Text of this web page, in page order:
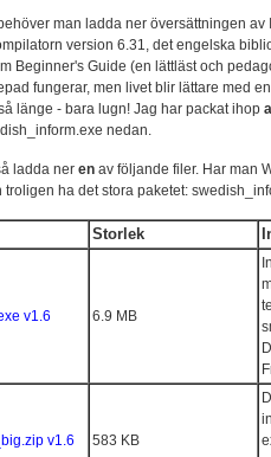
man ladda ner översättningen
version 6.31, det engelska
Beginner's Guide (en lättläst och
fungerar, men livet blir lättare med
länge - bara lugn! Jag har packat ihop
nedan.
ladda ner en av följande filer. Har man
troligen ha det stora paketet:
Storlek
v1.6 6.9 MB
v1.6 583 KB